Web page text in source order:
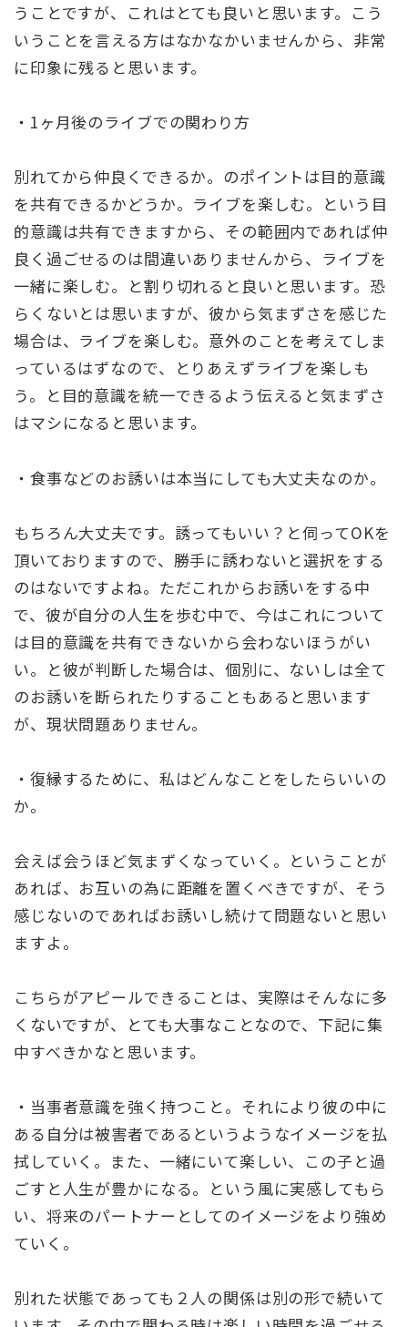
うことですが、これはとても良いと思います。こう
いうことを言える方はなかなかいませんから、非常
に印象に残ると思います。
・1ヶ月後のライブでの関わり方
別れてから仲良くできるか。のポイントは目的意識
を共有できるかどうか。ライブを楽しむ。という目
的意識は共有できますから、その範囲内であれば仲
良く過ごせるのは間違いありませんから、ライブを
一緒に楽しむ。と割り切れると良いと思います。恐
らくないとは思いますが、彼から気まずさを感じた
場合は、ライブを楽しむ。意外のことを考えてしま
っているはずなので、とりあえずライブを楽しも
う。と目的意識を統一できるよう伝えると気まずさ
はマシになると思います。
・食事などのお誘いは本当にしても大丈夫なのか。
もちろん大丈夫です。誘ってもいい？と伺ってOKを
頂いておりますので、勝手に誘わないと選択をする
のはないですよね。ただこれからお誘いをする中
で、彼が自分の人生を歩む中で、今はこれについて
は目的意識を共有できないから会わないほうがい
い。と彼が判断した場合は、個別に、ないしは全て
のお誘いを断られたりすることもあると思います
が、現状問題ありません。
・復縁するために、私はどんなことをしたらいいの
か。
会えば会うほど気まずくなっていく。ということが
あれば、お互いの為に距離を置くべきですが、そう
感じないのであればお誘いし続けて問題ないと思い
ますよ。
こちらがアピールできることは、実際はそんなに多
くないですが、とても大事なことなので、下記に集
中すべきかなと思います。
・当事者意識を強く持つこと。それにより彼の中に
ある自分は被害者であるというようなイメージを払
拭していく。また、一緒にいて楽しい、この子と過
ごすと人生が豊かになる。という風に実感してもら
い、将来のパートナーとしてのイメージをより強め
ていく。
別れた状態であっても２人の関係は別の形で続いて